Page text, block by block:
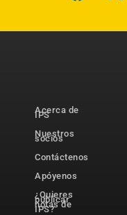
Acerca de
IPS
Nuestros
socios
Contáctenos
Apóyenos
¿Quieres
publicar
notas de
IPS?